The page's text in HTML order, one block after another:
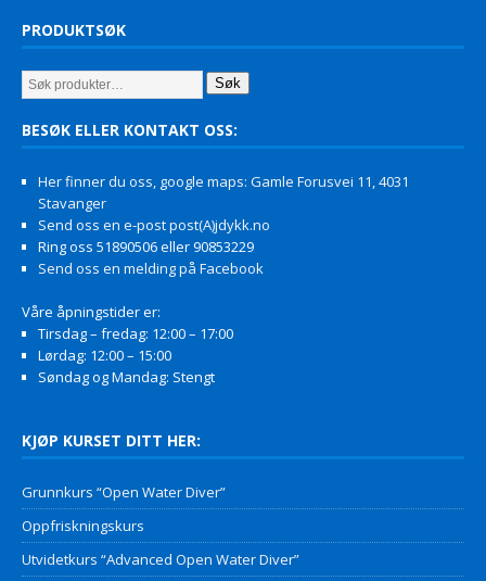
PRODUKTSØK
Søk
BESØK ELLER KONTAKT OSS:
Her finner du oss, google maps: Gamle Forusvei 11, 4031
Stavanger
Send oss en e-post post(A)jdykk.no
Ring oss 51890506 eller 90853229
Send oss en melding på Facebook
Våre åpningstider er:
Tirsdag – fredag: 12:00 – 17:00
Lørdag: 12:00 – 15:00
Søndag og Mandag: Stengt
KJØP KURSET DITT HER:
Grunnkurs “Open Water Diver”
Oppfriskningskurs
Utvidetkurs “Advanced Open Water Diver”